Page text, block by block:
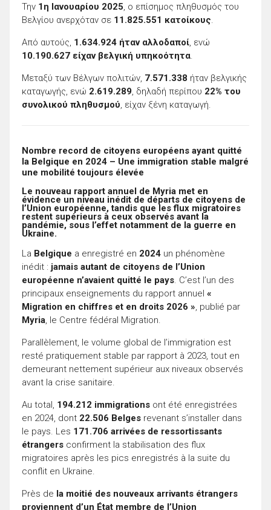
Την 1η Ιανουαρίου 2025, ο επίσημος πληθυσμός του
Βελγίου ανερχόταν σε 11.825.551 κατοίκους.
Από αυτούς, 1.634.924 ήταν αλλοδαποί, ενώ
10.190.627 είχαν βελγική υπηκοότητα.
Μεταξύ των Βέλγων πολιτών, 7.571.338 ήταν βελγικής
καταγωγής, ενώ 2.619.289, δηλαδή περίπου 22% του
συνολικού πληθυσμού, είχαν ξένη καταγωγή.
Nombre record de citoyens européens ayant quitté
la Belgique en 2024 – Une immigration stable malgré
une mobilité toujours élevée
Le nouveau rapport annuel de Myria met en
évidence un niveau inédit de départs de citoyens de
l’Union européenne, tandis que les flux migratoires
restent supérieurs à ceux observés avant la
pandémie, sous l’effet notamment de la guerre en
Ukraine.
La Belgique a enregistré en 2024 un phénomène
inédit : jamais autant de citoyens de l’Union
européenne n’avaient quitté le pays. C’est l’un des
principaux enseignements du rapport annuel «
Migration en chiffres et en droits 2026 », publié par
Myria, le Centre fédéral Migration.
Parallèlement, le volume global de l’immigration est
resté pratiquement stable par rapport à 2023, tout en
demeurant nettement supérieur aux niveaux observés
avant la crise sanitaire.
Au total, 194.212 immigrations ont été enregistrées
en 2024, dont 22.506 Belges revenant s’installer dans
le pays. Les 171.706 arrivées de ressortissants
étrangers confirment la stabilisation des flux
migratoires après les pics enregistrés à la suite du
conflit en Ukraine.
Près de la moitié des nouveaux arrivants étrangers
proviennent d’un État membre de l’Union